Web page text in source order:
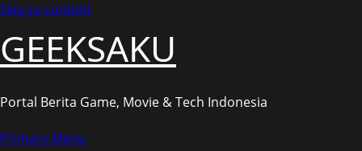
Skip to content
GEEKSAKU
Portal Berita Game, Movie & Tech Indonesia
Primary Menu